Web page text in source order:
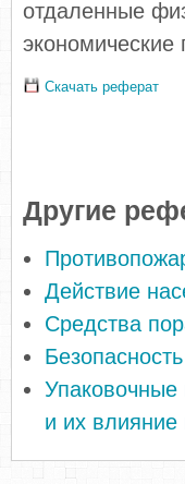
отдаленные
Скачать реферат
Другие
Действие
Средства
и их влияние